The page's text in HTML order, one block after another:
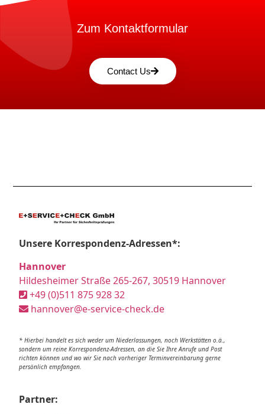
Zum Kontaktformular
Contact Us
Unsere Korrespondenz-Adressen*:
Hannover
Hildesheimer Straße 265-267, 30519 Hannover
+49 (0)511 875 928 32
hannover@e-service-check.de
* Hierbei handelt es sich weder um Niederlassungen, noch Werkstätten o.ä.,
sondern um reine Korrespondenz-Adressen, an die Sie Ihre Anrufe und Post
richten können und wo wir Sie nach vorheriger Terminvereinbarung gerne
persönlich empfangen.
Partner: